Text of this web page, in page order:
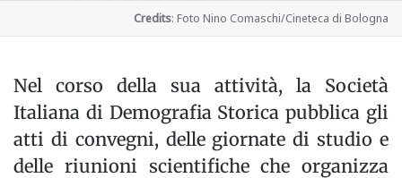
Credits: Foto Nino Comaschi/Cineteca di Bologna
Nel corso della sua attività, la Società
Italiana di Demografia Storica pubblica gli
atti di convegni, delle giornate di studio e
delle riunioni scientifiche che organizza